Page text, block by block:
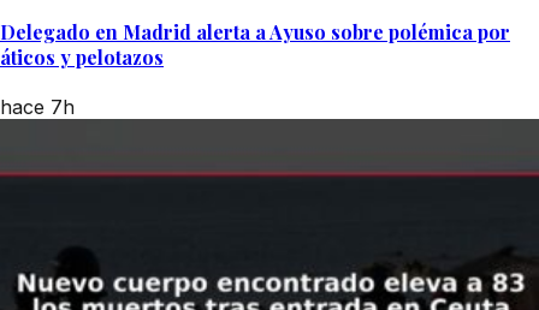
Delegado en Madrid alerta a Ayuso sobre polémica por
áticos y pelotazos
hace 7h